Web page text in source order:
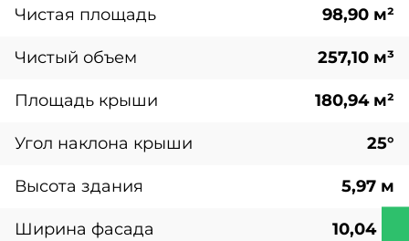
Чистая площадь 98,90 м²
Чистый объем 257,10 м³
Площадь крыши 180,94 м²
Угол наклона крыши 25°
Высота здания 5,97 м
Ширина фасада 10,04 м